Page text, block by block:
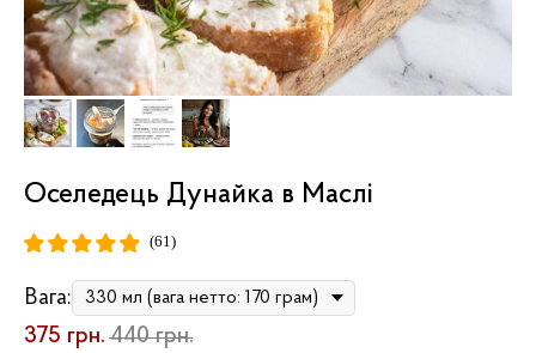
Оселедець Дунайка в Маслі
(61)
Вага:
375 грн. 440 грн.